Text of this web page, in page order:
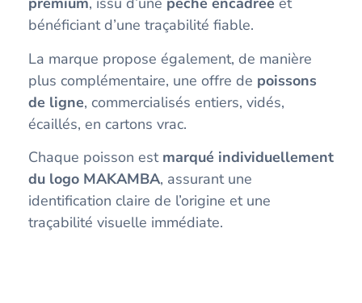
bénéficiant d’une traçabilité fiable.
La marque propose également, de manière
plus complémentaire, une offre de poissons
de ligne, commercialisés entiers, vidés,
écaillés, en cartons vrac.
Chaque poisson est marqué individuellement
du logo MAKAMBA, assurant une
identification claire de l’origine et une
traçabilité visuelle immédiate.